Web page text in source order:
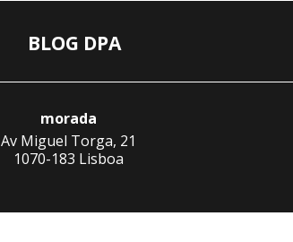
BLOG DPA
morada
Av Miguel Torga, 21
1070-183 Lisboa